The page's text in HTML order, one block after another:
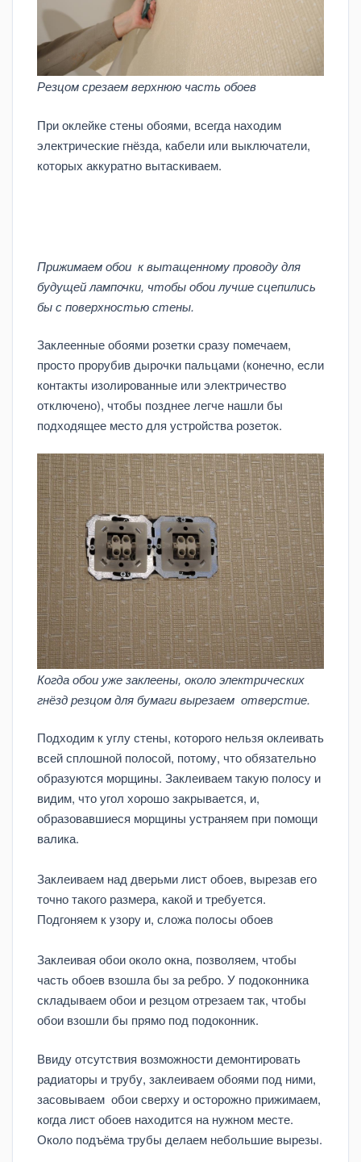
Резцом срезаем верхнюю часть обоев
При оклейке стены обоями, всегда находим
электрические гнёзда, кабели или выключатели,
которых аккуратно вытаскиваем.
Прижимаем обои к вытащенному проводу для
будущей лампочки, чтобы обои лучше сцепились
бы с поверхностью стены.
Заклеенные обоями розетки сразу помечаем,
просто прорубив дырочки пальцами (конечно, если
контакты изолированные или электричество
отключено), чтобы позднее легче нашли бы
подходящее место для устройства розеток.
Когда обои уже заклеены, около электрических
гнёзд резцом для бумаги вырезаем отверстие.
Подходим к углу стены, которого нельзя оклеивать
всей сплошной полосой, потому, что обязательно
образуются морщины. Заклеиваем такую полосу и
видим, что угол хорошо закрывается, и,
образовавшиеся морщины устраняем при помощи
валика.
Заклеиваем над дверьми лист обоев, вырезав его
точно такого размера, какой и требуется.
Подгоняем к узору и, сложа полосы обоев
Заклеивая обои около окна, позволяем, чтобы
часть обоев взошла бы за ребро. У подоконника
складываем обои и резцом отрезаем так, чтобы
обои взошли бы прямо под подоконник.
Ввиду отсутствия возможности демонтировать
радиаторы и трубу, заклеиваем обоями под ними,
засовываем обои сверху и осторожно прижимаем,
когда лист обоев находится на нужном месте.
Около подъёма трубы делаем небольшие вырезы.